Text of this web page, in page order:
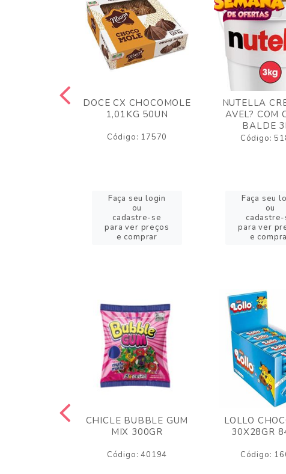
DOCE CX CHOCOMOLE
1,01KG 50UN
Código: 17570
Faça seu login
ou
cadastre-se
para ver preços
e comprar
NUTELLA
AVEL? COM
BALDE
Código:
Faça seu
ou
cadastre-
para ver
e
CHICLE BUBBLE GUM
MIX 300GR
Código: 40194
LOLLO
30X28GR
Código: